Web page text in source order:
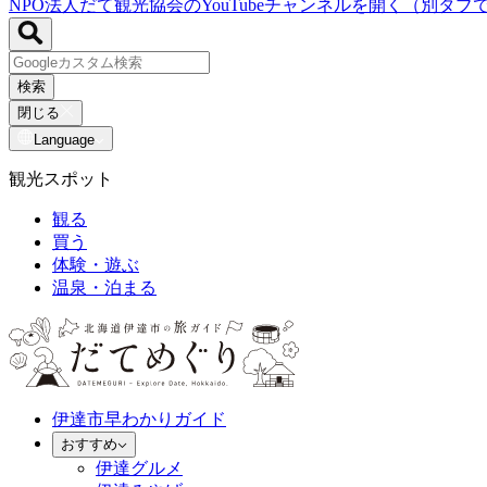
NPO法人だて観光協会のYouTubeチャンネルを開く（別タブ
検索
閉じる
Language
観光スポット
観る
買う
体験・遊ぶ
温泉・泊まる
伊達市早わかりガイド
おすすめ
伊達グルメ